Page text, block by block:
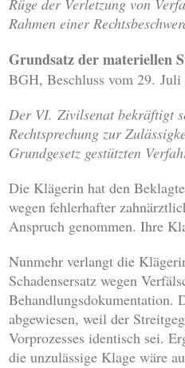
Rüge der Verletzung von
Rahmen einer
Grundsatz der materiellen
BGH, Beschluss vom 29.
Der VI. Zivilsenat bekräftigt
Rechtsprechung zur
Grundgesetz gestützten
Die Klägerin hat den
wegen fehlerhafter
Anspruch genommen. Ihre
Nunmehr verlangt die
Schadensersatz wegen
Behandlungsdokumentation.
abgewiesen, weil der
Vorprozesses identisch sei.
die unzulässige Klage wäre